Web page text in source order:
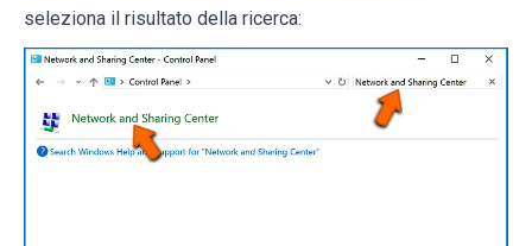
seleziona il risultato della ricerca: